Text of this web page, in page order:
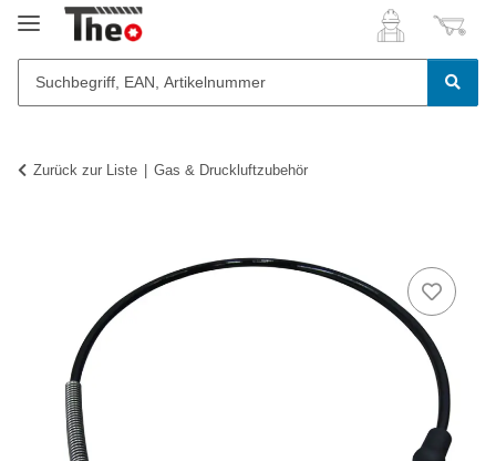
Zurück zur Liste Gas & Druckluftzubehör